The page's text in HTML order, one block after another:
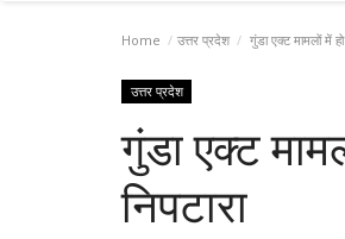
Home उत्तर प्रदेश गुंडा एक्ट मामलों में
उत्तर प्रदेश
गुंडा एक्ट
निपटारा